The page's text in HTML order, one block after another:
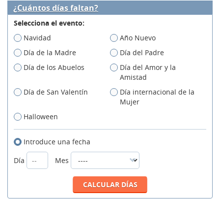
¿Cuántos días faltan?
Selecciona el evento:
Navidad
Año Nuevo
Día de la Madre
Día del Padre
Día de los Abuelos
Día del Amor y la
Amistad
Día de San Valentín
Día internacional de la
Mujer
Halloween
Introduce una fecha
Día
Mes